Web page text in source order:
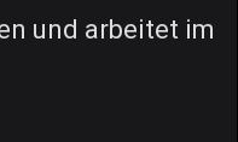
und arbeitet im